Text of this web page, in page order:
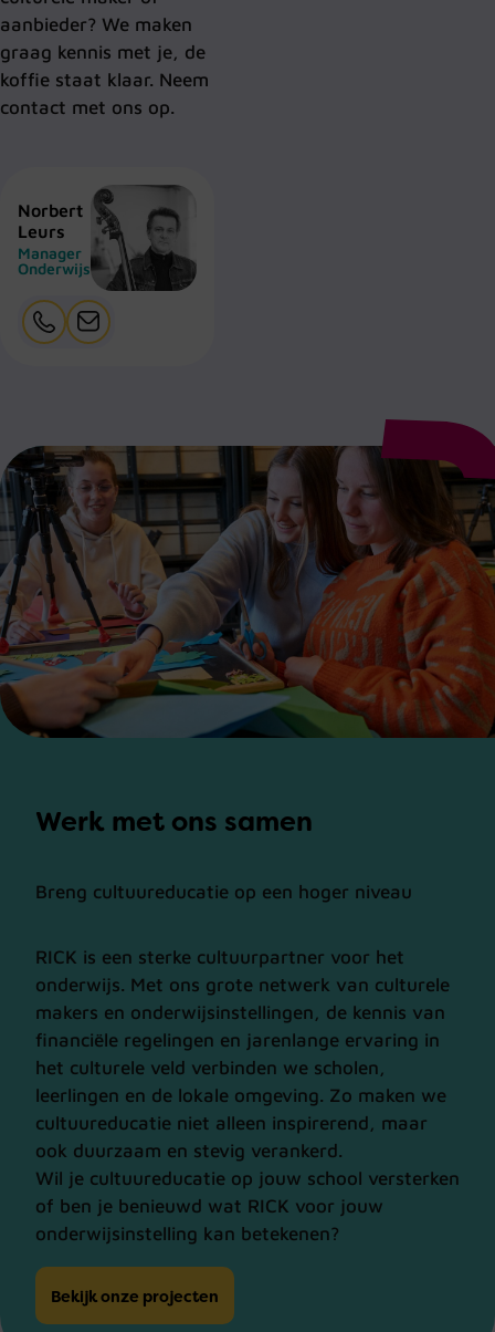
aanbieder? We maken
graag kennis met je, de
koffie staat klaar. Neem
contact met ons op.
Norbert
Leurs
Manager
Onderwijs
Werk met ons samen
Breng cultuureducatie op een hoger niveau
RICK is een sterke cultuurpartner voor het
onderwijs. Met ons grote netwerk van culturele
makers en onderwijsinstellingen, de kennis van
financiële regelingen en jarenlange ervaring in
het culturele veld verbinden we scholen,
leerlingen en de lokale omgeving. Zo maken we
cultuureducatie niet alleen inspirerend, maar
ook duurzaam en stevig verankerd.
Wil je cultuureducatie op jouw school versterken
of ben je benieuwd wat RICK voor jouw
onderwijsinstelling kan betekenen?
Bekijk onze projecten